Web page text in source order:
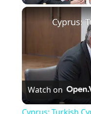
Watch on